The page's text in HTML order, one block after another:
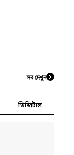
সব দেখুন
ডিজিটাল